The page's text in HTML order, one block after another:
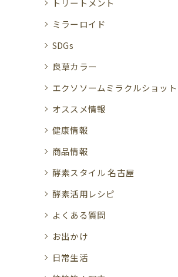
トリートメント
ミラーロイド
SDGs
良草カラー
エクソソームミラクルショット
オススメ情報
健康情報
商品情報
酵素スタイル 名古屋
酵素活用レシピ
よくある質問
お出かけ
日常生活